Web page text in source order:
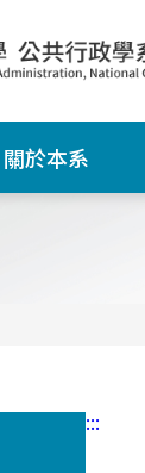
關於本系
:::